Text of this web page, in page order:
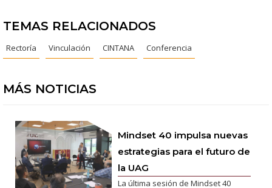
TEMAS RELACIONADOS
Rectoría Vinculación CINTANA Conferencia
MÁS NOTICIAS
Mindset 40 impulsa nuevas
estrategias para el futuro de
la UAG
La última sesión de Mindset 40